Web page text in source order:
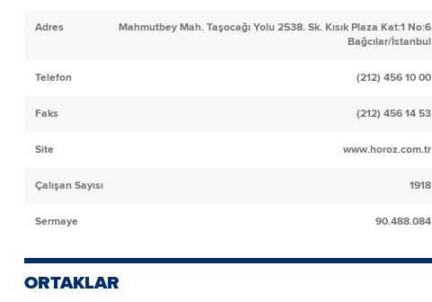
Adres
Mahmutbey Mah. Taşocağı Yolu 2538. Sk. Kısık Plaza Kat:1 No:6
Bağcılar/İstanbul
Telefon (212) 456 10 00
Faks (212) 456 14 53
Site www.horoz.com.tr
Çalışan Sayısı 1918
Sermaye 90.488.084
ORTAKLAR